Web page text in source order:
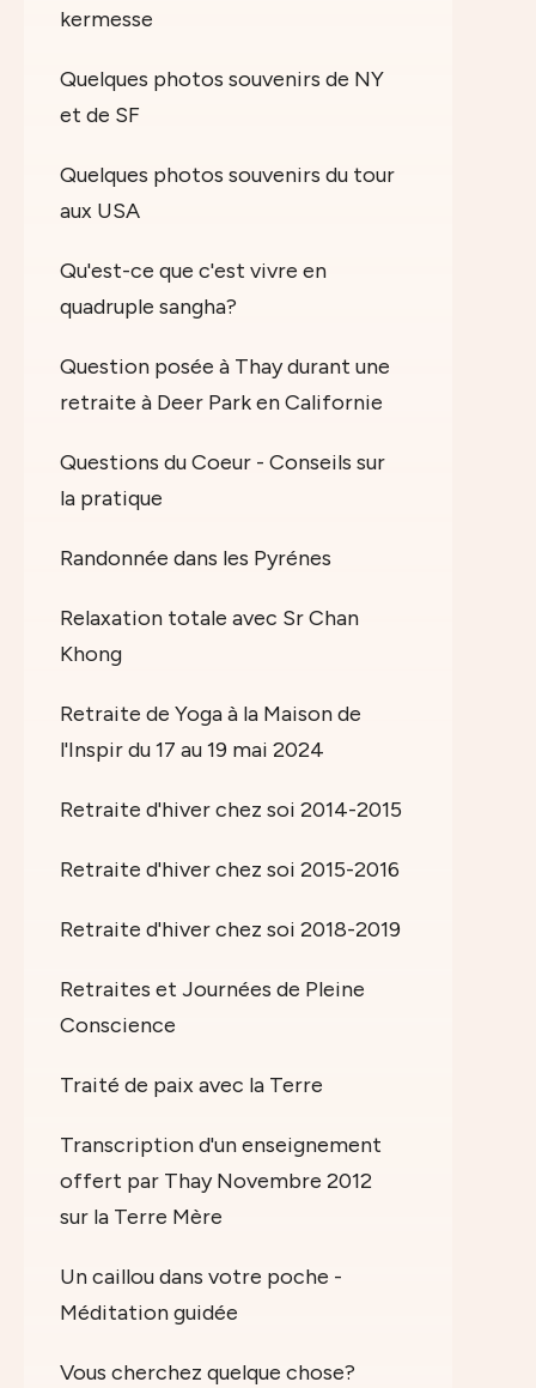
kermesse
Quelques photos souvenirs de NY
et de SF
Quelques photos souvenirs du tour
aux USA
Qu'est-ce que c'est vivre en
quadruple sangha?
Question posée à Thay durant une
retraite à Deer Park en Californie
Questions du Coeur - Conseils sur
la pratique
Randonnée dans les Pyrénes
Relaxation totale avec Sr Chan
Khong
Retraite de Yoga à la Maison de
l'Inspir du 17 au 19 mai 2024
Retraite d'hiver chez soi 2014-2015
Retraite d'hiver chez soi 2015-2016
Retraite d'hiver chez soi 2018-2019
Retraites et Journées de Pleine
Conscience
Traité de paix avec la Terre
Transcription d'un enseignement
offert par Thay Novembre 2012
sur la Terre Mère
Un caillou dans votre poche -
Méditation guidée
Vous cherchez quelque chose?